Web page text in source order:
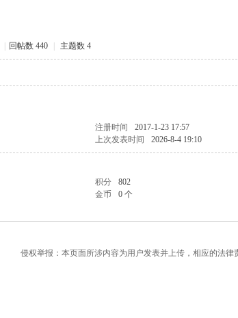
回帖数 440 主题数 4
注册时间 2017-1-23 17:57
上次发表时间 2026-8-4 19:10
积分 802
金币 0 个
侵权举报：本页面所涉内容为用户发表并上传，相应的法